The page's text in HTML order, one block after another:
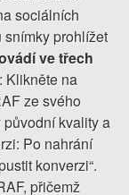
sociálních
snímky prohlížet
ve třech
Klikněte na
ze svého
kvality a
Po nahrání
konverzi“.
přičemž